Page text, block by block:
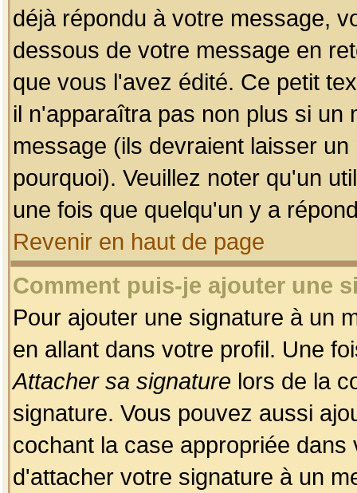
déjà répondu à votre message,
dessous de votre message en
que vous l'avez édité. Ce petit
il n'apparaîtra pas non plus si un
message (ils devraient laisser
pourquoi). Veuillez noter qu'un
une fois que quelqu'un y a
Revenir en haut de page
Comment puis-je ajouter une
Pour ajouter une signature à un
en allant dans votre profil. Une
Attacher sa signature lors de la
signature. Vous pouvez aussi
cochant la case appropriée
d'attacher votre signature à un